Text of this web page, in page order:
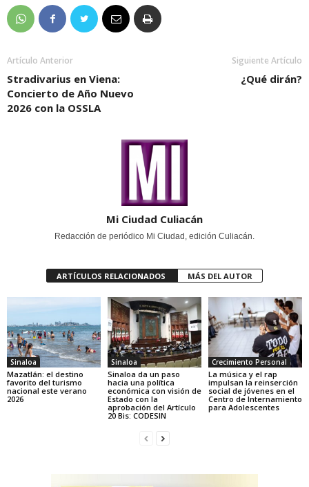
Artículo Anterior
Stradivarius en Viena:
Concierto de Año Nuevo
2026 con la OSSLA
Siguiente Artículo
¿Qué dirán?
Mi Ciudad Culiacán
Redacción de periódico Mi Ciudad, edición Culiacán.
ARTÍCULOS RELACIONADOS MÁS DEL AUTOR
Sinaloa
Mazatlán: el destino
favorito del turismo
nacional este verano
2026
Sinaloa
Sinaloa da un paso
hacia una política
económica con visión de
Estado con la
aprobación del Artículo
20 Bis: CODESIN
Crecimiento Personal
La música y el rap
impulsan la reinserción
social de jóvenes en el
Centro de Internamiento
para Adolescentes